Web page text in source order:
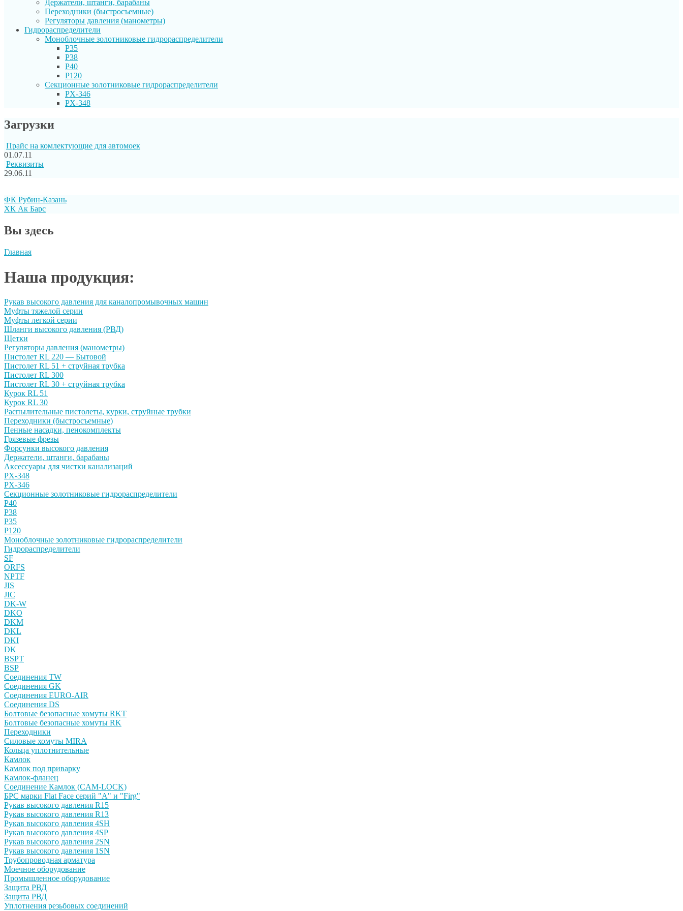
Держатели, штанги, барабаны
Переходники (быстросъемные)
Регуляторы давления (манометры)
Гидрораспределители
Моноблочные золотниковые гидрораспределители
P35
P38
P40
P120
Секционные золотниковые гидрораспределители
PX-346
PX-348
Загрузки
Прайс на комлектующие для автомоек
01.07.11
Реквизиты
29.06.11
ФК Рубин-Казань
ХК Ак Барс
Вы здесь
Главная
Наша продукция:
Рукав высокого давления для каналопромывочных машин
Муфты тяжелой серии
Муфты легкой серии
Шланги высокого давления (РВД)
Щетки
Регуляторы давления (манометры)
Пистолет RL 220 — Бытовой
Пистолет RL 51 + струйная трубка
Пистолет RL 300
Пистолет RL 30 + струйная трубка
Курок RL 51
Курок RL 30
Распылительные пистолеты, курки, струйные трубки
Переходники (быстросъемные)
Пенные насадки, пенокомплекты
Грязевые фрезы
Форсунки высокого давления
Держатели, штанги, барабаны
Аксессуары для чистки канализаций
PX-348
PX-346
Секционные золотниковые гидрораспределители
P40
P38
P35
P120
Моноблочные золотниковые гидрораспределители
Гидрораспределители
SF
ORFS
NPTF
JIS
JIC
DK-W
DKO
DKM
DKL
DKI
DK
BSPT
BSP
Соединения TW
Соединения GK
Соединения EURO-AIR
Соединения DS
Болтовые безопасные хомуты RKT
Болтовые безопасные хомуты RK
Переходники
Силовые хомуты MIRA
Кольца уплотнительные
Камлок
Камлок под приварку
Камлок-фланец
Соединение Камлок (CAM-LOCK)
БРС марки Flat Face серий "А" и "Firg"
Рукав высокого давления R15
Рукав высокого давления R13
Рукав высокого давления 4SH
Рукав высокого давления 4SP
Рукав высокого давления 2SN
Рукав выcокого давления 1SN
Трубопроводная арматура
Моечное оборудование
Промышленное оборудование
Защита РВД
Защита РВД
Уплотнения резьбовых соединений